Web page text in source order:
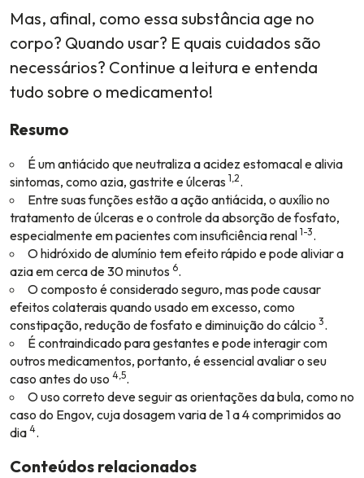
Mas, afinal, como essa substância age no
corpo? Quando usar? E quais cuidados são
necessários? Continue a leitura e entenda
tudo sobre o medicamento!
Resumo
É um antiácido que neutraliza a acidez estomacal e alivia
sintomas, como azia, gastrite e úlceras 1,2.
Entre suas funções estão a ação antiácida, o auxílio no
tratamento de úlceras e o controle da absorção de fosfato,
especialmente em pacientes com insuficiência renal 1-3.
O hidróxido de alumínio tem efeito rápido e pode aliviar a
azia em cerca de 30 minutos 6.
O composto é considerado seguro, mas pode causar
efeitos colaterais quando usado em excesso, como
constipação, redução de fosfato e diminuição do cálcio 3.
É contraindicado para gestantes e pode interagir com
outros medicamentos, portanto, é essencial avaliar o seu
caso antes do uso 4,5.
O uso correto deve seguir as orientações da bula, como no
caso do Engov, cuja dosagem varia de 1 a 4 comprimidos ao
dia 4.
Conteúdos relacionados